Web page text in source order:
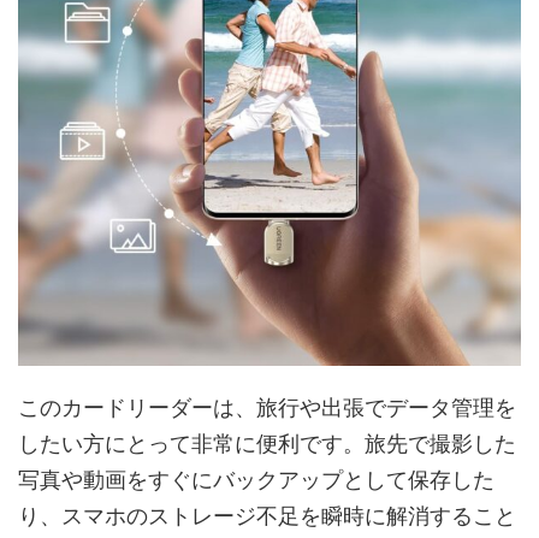
このカードリーダーは、旅行や出張でデータ管理を
したい方にとって非常に便利です。旅先で撮影した
写真や動画をすぐにバックアップとして保存した
り、スマホのストレージ不足を瞬時に解消すること